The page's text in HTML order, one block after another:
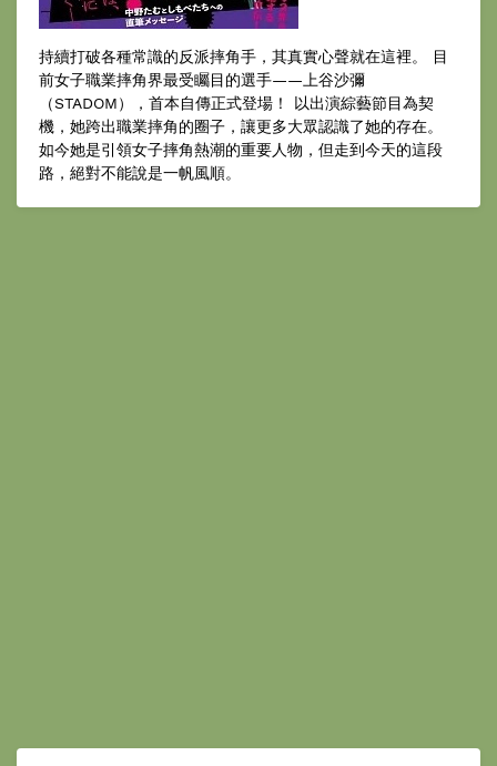
持續打破各種常識的反派摔角手，其真實心聲就在這裡。 目
前女子職業摔角界最受矚目的選手——上谷沙彌
（STADOM），首本自傳正式登場！ 以出演綜藝節目為契
機，她跨出職業摔角的圈子，讓更多大眾認識了她的存在。
如今她是引領女子摔角熱潮的重要人物，但走到今天的這段
路，絕對不能說是一帆風順。